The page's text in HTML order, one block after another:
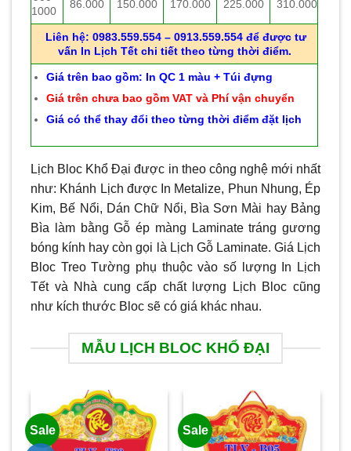
1000
86.000 150.000 170.000 225.000 310.000
Liên hệ: 0983.559.554 – 0913.559.554 để được tư
vấn In Lịch Tết chi tiết theo từng thời điểm.
Giá trên bao gồm: In QC 1 màu + Túi đựng
Giá trên chưa bao gồm VAT và Phí vận chuyển
Giá có thể thay đổi theo từng thời điểm đặt lịch
Lịch Bloc Khổ Đại được in theo công nghệ mới nhất
như: Khánh Lịch được In Metalize, Phun Nhung, Ép
Kim, Bế Nổi, Dán Chữ Nổi, Bìa Sơn Mài hay Bảng
Bìa làm bằng Gỗ ép màng Laminate tráng gương
bóng kính hay còn gọi là Lịch Gỗ Laminate. Giá Lịch
Bloc Treo Tường phụ thuộc vào số lượng In Lịch
Tết và Nhà cung cấp chất lượng Lịch Bloc cũng
như kích thước Bloc sẽ có giá khác nhau.
MẪU LỊCH BLOC KHỔ ĐẠI
Sale Sale